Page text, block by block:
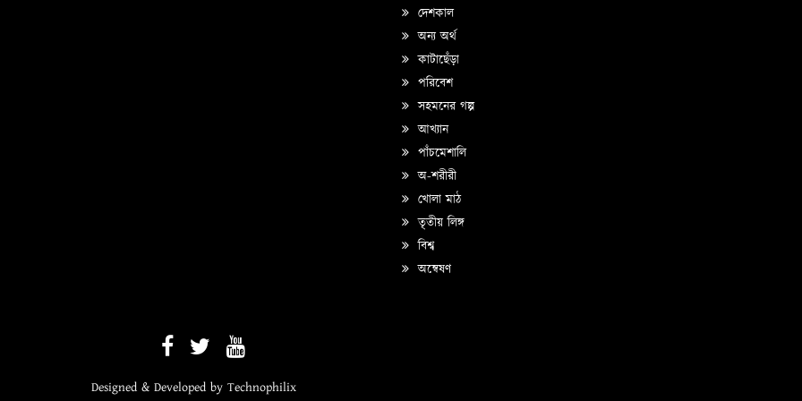
দেশকাল
অন্য অর্থ
কাটাছেঁড়া
পরিবেশ
সহমনের গল্প
আখ্যান
পাঁচমেশালি
অ-শরীরী
খোলা মাঠ
তৃতীয় লিঙ্গ
বিশ্ব
অন্বেষণ
Designed & Developed by Technophilix